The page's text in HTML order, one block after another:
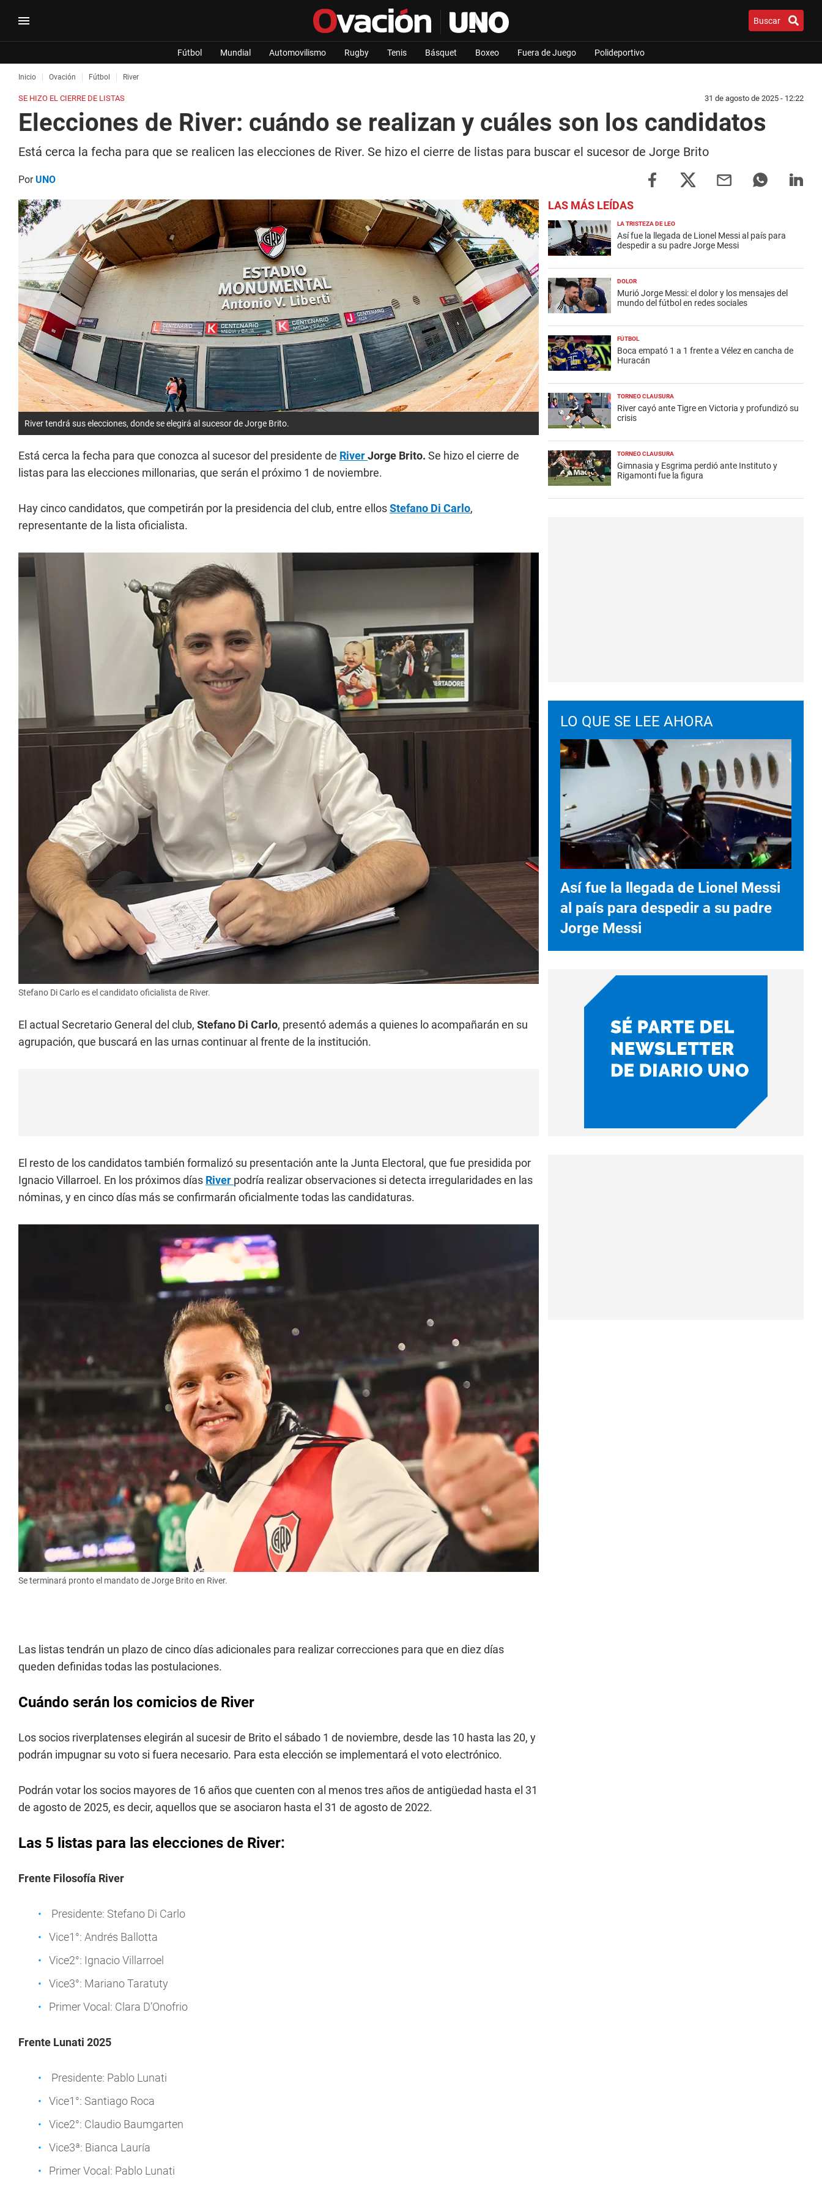
Buscar
Fútbol Mundial Automovilismo Rugby Tenis Básquet Boxeo Fuera de Juego Polideportivo
Inicio Ovación Fútbol River
SE HIZO EL CIERRE DE LISTAS 31 de agosto de 2025 - 12:22
Elecciones de River: cuándo se realizan y cuáles son los candidatos
Está cerca la fecha para que se realicen las elecciones de River. Se hizo el cierre de listas para buscar el sucesor de Jorge Brito
PorUNO
River tendrá sus elecciones, donde se elegirá al sucesor de Jorge Brito.
Está cerca la fecha para que conozca al sucesor del presidente de RiverJorge Brito. Se hizo el cierre de
listas para las elecciones millonarias, que serán el próximo 1 de noviembre.
Hay cinco candidatos, que competirán por la presidencia del club, entre ellosStefano Di Carlo,
representante de la lista oficialista.
Stefano Di Carlo es el candidato oficialista de River.
El actual Secretario General del club, Stefano Di Carlo, presentó además a quienes lo acompañarán en su
agrupación, que buscará en las urnas continuar al frente de la institución.
El resto de los candidatos también formalizó su presentación ante la Junta Electoral, que fue presidida por
Ignacio Villarroel. En los próximos días River podría realizar observaciones si detecta irregularidades en las
nóminas, y en cinco días más se confirmarán oficialmente todas las candidaturas.
Se terminará pronto el mandato de Jorge Brito en River.
Las listas tendrán un plazo de cinco días adicionales para realizar correcciones para que en diez días
queden definidas todas las postulaciones.
Cuándo serán los comicios de River
Los socios riverplatenses elegirán al sucesir de Brito el sábado 1 de noviembre, desde las 10 hasta las 20, y
podrán impugnar su voto si fuera necesario. Para esta elección se implementará el voto electrónico.
Podrán votar los socios mayores de 16 años que cuenten con al menos tres años de antigüedad hasta el 31
de agosto de 2025, es decir, aquellos que se asociaron hasta el 31 de agosto de 2022.
Las 5 listas para las elecciones de River:
Frente Filosofía River
Presidente: Stefano Di Carlo
Vice1°: Andrés Ballotta
Vice2°: Ignacio Villarroel
Vice3°: Mariano Taratuty
Primer Vocal: Clara D’Onofrio
Frente Lunati 2025
Presidente: Pablo Lunati
Vice1°: Santiago Roca
Vice2°: Claudio Baumgarten
Vice3ª: Bianca Lauría
Primer Vocal: Pablo Lunati
LAS MÁS LEÍDAS
LA TRISTEZA DE LEO
Así fue la llegada de Lionel Messi al país para
despedir a su padre Jorge Messi
DOLOR
Murió Jorge Messi: el dolor y los mensajes del
mundo del fútbol en redes sociales
FÚTBOL
Boca empató 1 a 1 frente a Vélez en cancha de
Huracán
TORNEO CLAUSURA
River cayó ante Tigre en Victoria y profundizó su
crisis
TORNEO CLAUSURA
Gimnasia y Esgrima perdió ante Instituto y
Rigamonti fue la figura
LO QUE SE LEE AHORA
Así fue la llegada de Lionel Messi
al país para despedir a su padre
Jorge Messi